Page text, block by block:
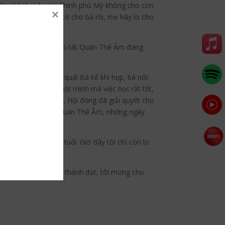
bệnh, bây giờ Chính phủ Mỹ không cho con
Con đã nộp giấy tờ cho bà rồi, mẹ hãy lo cho
quán tưởng Bồ-tát Quán Thế Âm đang
đô đó, con mừng quá! Bà kể khi họp, bà nói:
tự nuôi sống một mình mà việc học rất tốt,
Sau khi thảo luận, Hội đồng đã giải quyết cho
ứng của Bồ-tát Quán Thế Âm, những ngày
thì đã ra đi lúc 95 tuổi. Giờ đây tôi chỉ còn lo
nuôi dạy các con thành đạt, tôi mừng cho